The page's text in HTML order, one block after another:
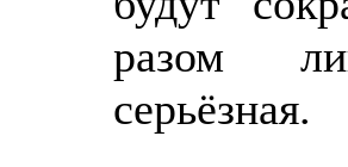
разом
серьёзная.